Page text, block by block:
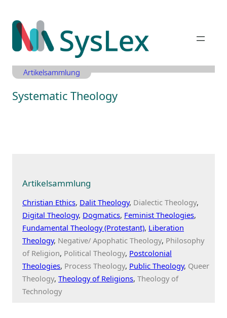
Inhalt
springen
Artikelsammlung
Systematic Theology
Artikelsammlung
Christian Ethics Dalit Theology Dialectic Theology
Digital Theology Dogmatics Feminist Theologies
Fundamental Theology (Protestant) Liberation
Theology Negative/ Apophatic Theology Philosophy
of Religion Political Theology Postcolonial
Theologies Process Theology Public Theology Queer
Theology Theology of Religions Theology of
Technology